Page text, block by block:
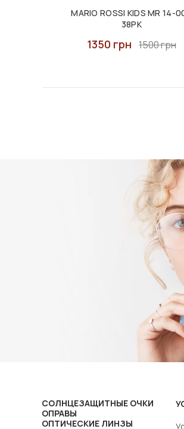
MARIO ROSSI KIDS MR 14-
38PK
1350 грн 1500 грн
СОЛНЦЕЗАЩИТНЫЕ ОЧКИ
ОПРАВЫ
ОПТИЧЕСКИЕ ЛИНЗЫ